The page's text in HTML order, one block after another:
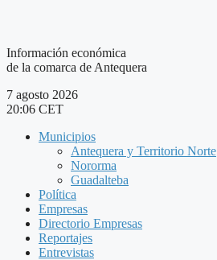
Información económica
de la comarca de Antequera
7 agosto 2026
20:06 CET
Municipios
Antequera y Territorio Norte
Nororma
Guadalteba
Política
Empresas
Directorio Empresas
Reportajes
Entrevistas